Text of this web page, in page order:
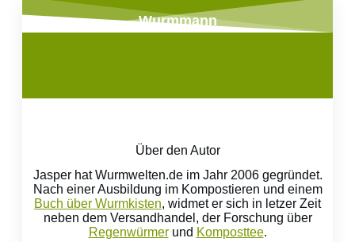
Wurmmann
Über den Autor
Jasper hat Wurmwelten.de im Jahr 2006 gegründet.
Nach einer Ausbildung im Kompostieren und einem
Buch über Wurmkisten, widmet er sich in letzer Zeit
neben dem Versandhandel, der Forschung über
Regenwürmerund Komposttee.